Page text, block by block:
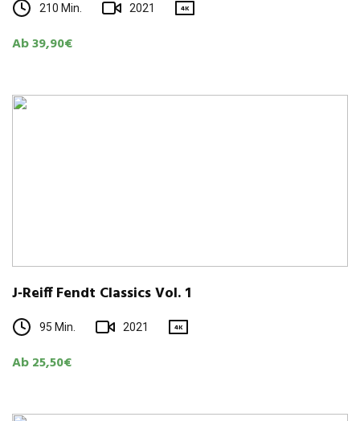
210 Min. 2021 4K
Ab 39,90€
J‑Reiff Fendt Clas­sics Vol. 1
95 Min. 2021 4K
Ab 25,50€